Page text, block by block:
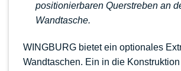
positionierbaren Querstreben an
Wandtasche.
WINGBURG bietet ein optionales
Wandtaschen. Ein in die Konstruktion